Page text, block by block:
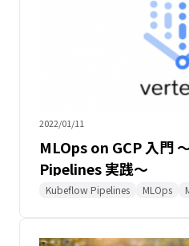
2022/01/11
MLOps on GCP 入門
Pipelines 実践〜
Kubeflow Pipelines MLOps